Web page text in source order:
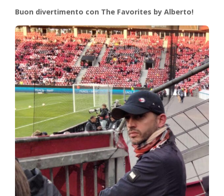
Buon divertimento con The Favorites by Alberto!